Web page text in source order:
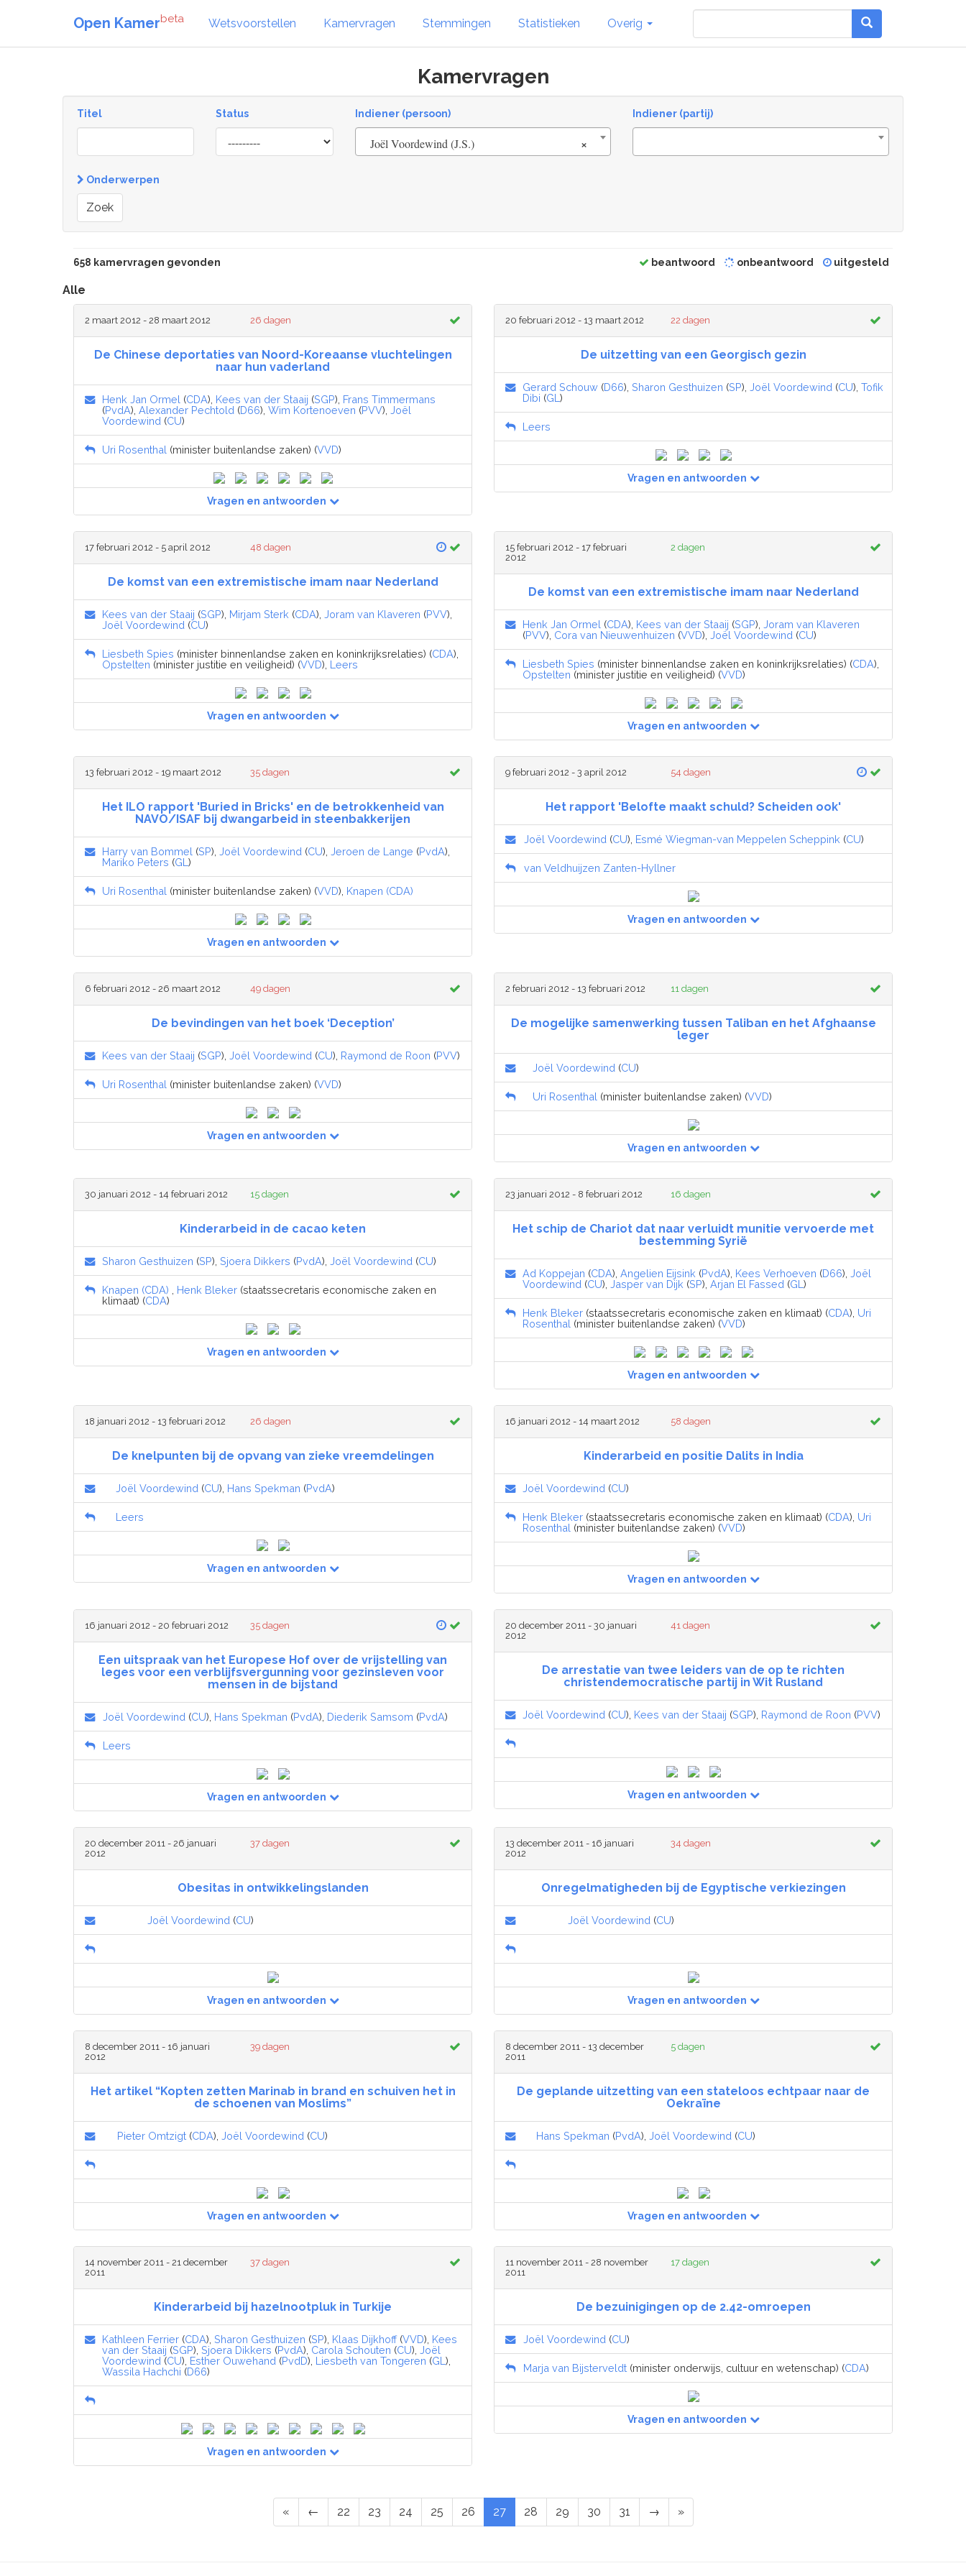
Open Kamerbeta Wetsvoorstellen Kamervragen Stemmingen Statistieken Overig
Kamervragen
Titel Status
[invalid
name]
Indiener (persoon)
×
Joël Voordewind (J.S.)
Indiener (partij)
Onderwerpen
Zoek
658 kamervragen gevonden beantwoord onbeantwoord uitgesteld
Alle
2 maart 2012 - 28 maart 2012 26 dagen
De Chinese deportaties van Noord-Koreaanse vluchtelingen
naar hun vaderland
Henk Jan Ormel (CDA), Kees van der Staaij (SGP), Frans Timmermans
(PvdA), Alexander Pechtold (D66), Wim Kortenoeven (PVV), Joël
Voordewind (CU)
Uri Rosenthal (minister buitenlandse zaken) (VVD)
Vragen en antwoorden
20 februari 2012 - 13 maart 2012 22 dagen
De uitzetting van een Georgisch gezin
Gerard Schouw (D66), Sharon Gesthuizen (SP), Joël Voordewind (CU), Tofik
Dibi (GL )
Leers
Vragen en antwoorden
17 februari 2012 - 5 april 2012 48 dagen
De komst van een extremistische imam naar Nederland
Kees van der Staaij (SGP), Mirjam Sterk (CDA), Joram van Klaveren (PVV),
Joël Voordewind (CU)
Liesbeth Spies (minister binnenlandse zaken en koninkrijksrelaties) (CDA),
Opstelten (minister justitie en veiligheid) (VVD), Leers
Vragen en antwoorden
15 februari 2012 - 17 februari
2012
2 dagen
De komst van een extremistische imam naar Nederland
Henk Jan Ormel (CDA), Kees van der Staaij (SGP), Joram van Klaveren
(PVV), Cora van Nieuwenhuizen (VVD), Joël Voordewind (CU)
Liesbeth Spies (minister binnenlandse zaken en koninkrijksrelaties) (CDA),
Opstelten (minister justitie en veiligheid) (VVD)
Vragen en antwoorden
13 februari 2012 - 19 maart 2012 35 dagen
Het ILO rapport 'Buried in Bricks' en de betrokkenheid van
NAVO/ISAF bij dwangarbeid in steenbakkerijen
Harry van Bommel (SP), Joël Voordewind (CU), Jeroen de Lange (PvdA),
Mariko Peters (GL )
Uri Rosenthal (minister buitenlandse zaken) (VVD), Knapen (CDA)
Vragen en antwoorden
9 februari 2012 - 3 april 2012 54 dagen
Het rapport 'Belofte maakt schuld? Scheiden ook'
Joël Voordewind (CU), Esmé Wiegman-van Meppelen Scheppink (CU)
van Veldhuijzen Zanten-Hyllner
Vragen en antwoorden
6 februari 2012 - 26 maart 2012 49 dagen
De bevindingen van het boek ‘Deception’
Kees van der Staaij (SGP), Joël Voordewind (CU), Raymond de Roon (PVV)
Uri Rosenthal (minister buitenlandse zaken) (VVD)
Vragen en antwoorden
2 februari 2012 - 13 februari 2012 11 dagen
De mogelijke samenwerking tussen Taliban en het Afghaanse
leger
Joël Voordewind (CU)
Uri Rosenthal (minister buitenlandse zaken) (VVD)
Vragen en antwoorden
30 januari 2012 - 14 februari 2012 15 dagen
Kinderarbeid in de cacao keten
Sharon Gesthuizen (SP), Sjoera Dikkers (PvdA), Joël Voordewind (CU)
Knapen (CDA) Henk Bleker (staatssecretaris economische zaken en
klimaat) (CDA)
Vragen en antwoorden
23 januari 2012 - 8 februari 2012 16 dagen
Het schip de Chariot dat naar verluidt munitie vervoerde met
bestemming Syrië
Ad Koppejan (CDA), Angelien Eijsink (PvdA), Kees Verhoeven (D66), Joël
Voordewind (CU), Jasper van Dijk (SP), Arjan El Fassed (GL )
Henk Bleker (staatssecretaris economische zaken en klimaat) (CDA), Uri
Rosenthal (minister buitenlandse zaken) (VVD)
Vragen en antwoorden
18 januari 2012 - 13 februari 2012 26 dagen
De knelpunten bij de opvang van zieke vreemdelingen
Joël Voordewind (CU), Hans Spekman (PvdA)
Leers
Vragen en antwoorden
16 januari 2012 - 14 maart 2012 58 dagen
Kinderarbeid en positie Dalits in India
Joël Voordewind (CU)
Henk Bleker (staatssecretaris economische zaken en klimaat) (CDA), Uri
Rosenthal (minister buitenlandse zaken) (VVD)
Vragen en antwoorden
16 januari 2012 - 20 februari 2012 35 dagen
Een uitspraak van het Europese Hof over de vrijstelling van
leges voor een verblijfsvergunning voor gezinsleven voor
mensen in de bijstand
Joël Voordewind (CU), Hans Spekman (PvdA), Diederik Samsom (PvdA)
Leers
Vragen en antwoorden
20 december 2011 - 30 januari
2012
41 dagen
De arrestatie van twee leiders van de op te richten
christendemocratische partij in Wit Rusland
Joël Voordewind (CU), Kees van der Staaij (SGP), Raymond de Roon (PVV)
Vragen en antwoorden
20 december 2011 - 26 januari
2012
37 dagen
Obesitas in ontwikkelingslanden
Joël Voordewind (CU)
Vragen en antwoorden
13 december 2011 - 16 januari
2012
34 dagen
Onregelmatigheden bij de Egyptische verkiezingen
Joël Voordewind (CU)
Vragen en antwoorden
8 december 2011 - 16 januari
2012
39 dagen
Het artikel “Kopten zetten Marinab in brand en schuiven het in
de schoenen van Moslims”
Pieter Omtzigt (CDA), Joël Voordewind (CU)
Vragen en antwoorden
8 december 2011 - 13 december
2011
5 dagen
De geplande uitzetting van een stateloos echtpaar naar de
Oekraïne
Hans Spekman (PvdA), Joël Voordewind (CU)
Vragen en antwoorden
14 november 2011 - 21 december
2011
37 dagen
Kinderarbeid bij hazelnootpluk in Turkije
Kathleen Ferrier (CDA), Sharon Gesthuizen (SP), Klaas Dijkhoff(VVD), Kees
van der Staaij (SGP), Sjoera Dikkers (PvdA), Carola Schouten (CU), Joël
Voordewind (CU), Esther Ouwehand (PvdD), Liesbeth van Tongeren (GL ),
Wassila Hachchi (D66)
Vragen en antwoorden
11 november 2011 - 28 november
2011
17 dagen
De bezuinigingen op de 2.42-omroepen
Joël Voordewind (CU)
Marja van Bijsterveldt (minister onderwijs, cultuur en wetenschap) (CDA)
Vragen en antwoorden
« ← 22 23 24 25 26 27 28 29 30 31 → »